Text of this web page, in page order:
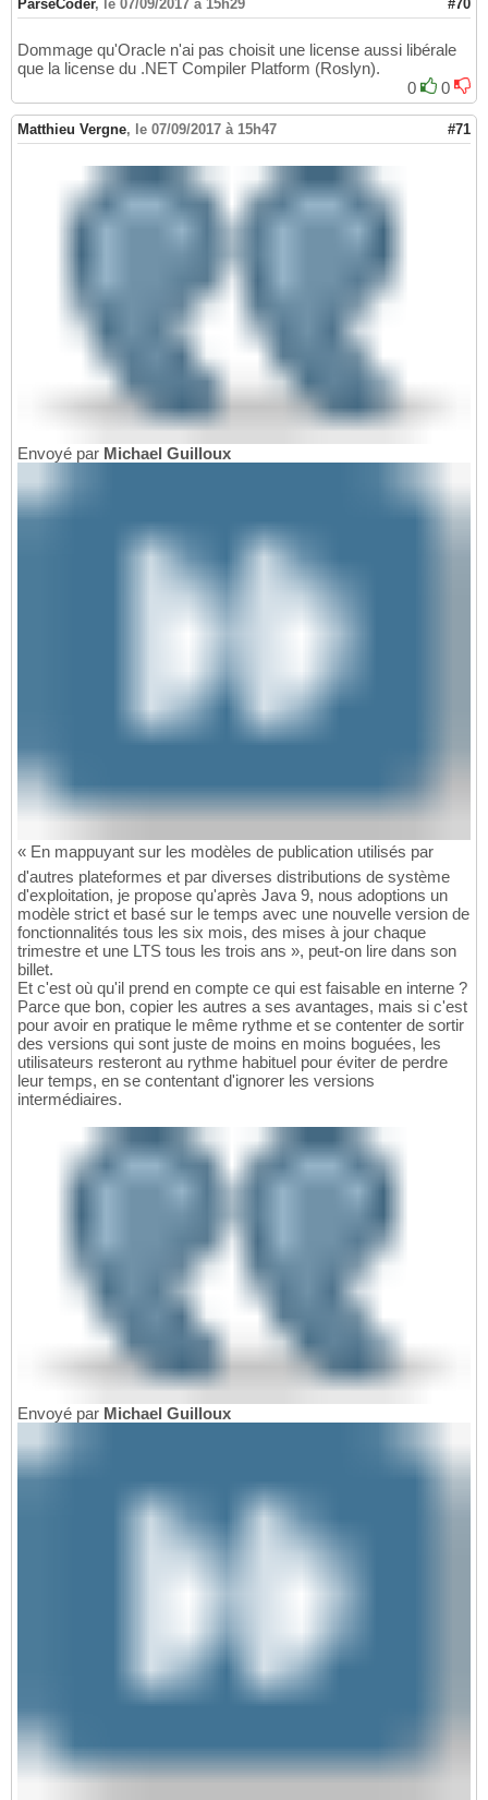
ParseCoder, le 07/09/2017 à 15h29 #70
Dommage qu'Oracle n'ai pas choisit une license aussi libérale
que la license du .NET Compiler Platform (Roslyn).
0
0
Matthieu Vergne, le 07/09/2017 à 15h47 #71
Envoyé par Michael Guilloux
« En mappuyant sur les modèles de publication utilisés par
d'autres plateformes et par diverses distributions de système
d'exploitation, je propose qu'après Java 9, nous adoptions un
modèle strict et basé sur le temps avec une nouvelle version de
fonctionnalités tous les six mois, des mises à jour chaque
trimestre et une LTS tous les trois ans », peut-on lire dans son
billet.
Et c'est où qu'il prend en compte ce qui est faisable en interne ?
Parce que bon, copier les autres a ses avantages, mais si c'est
pour avoir en pratique le même rythme et se contenter de sortir
des versions qui sont juste de moins en moins boguées, les
utilisateurs resteront au rythme habituel pour éviter de perdre
leur temps, en se contentant d'ignorer les versions
intermédiaires.
Envoyé par Michael Guilloux